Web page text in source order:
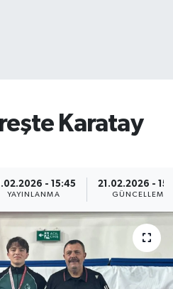
Karatay
- 15:45
YAYINLANMA
21.02.2026 -
GÜNCELLEME